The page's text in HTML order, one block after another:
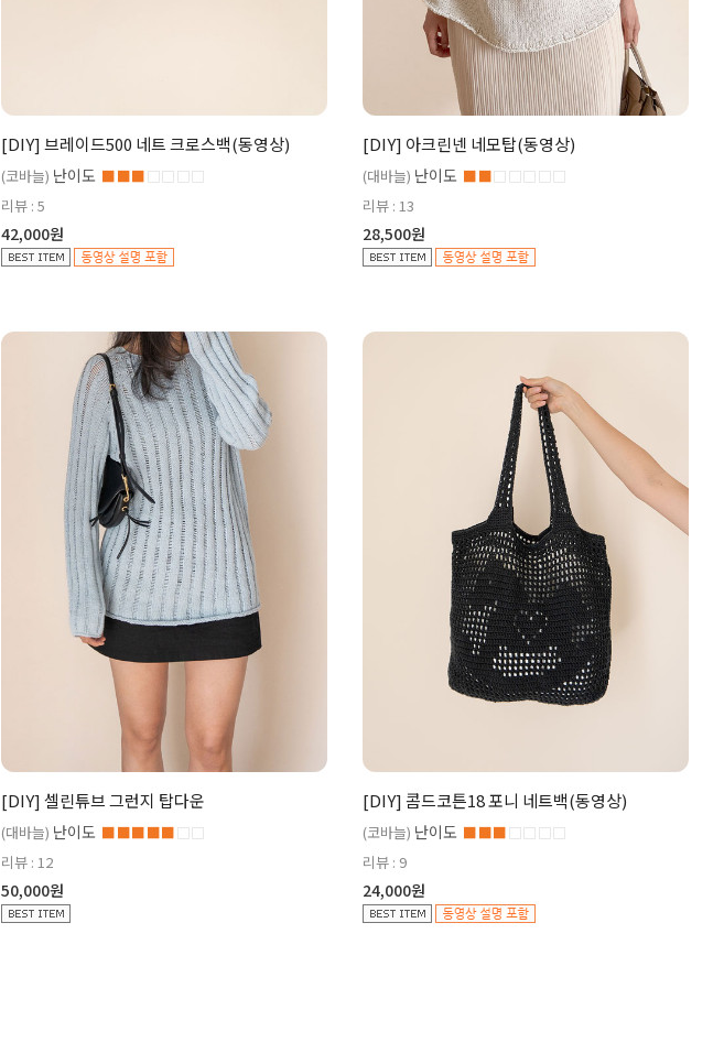
[DIY] 브레이드500 네트 크로스백(동영상)
(코바늘) 난이도 ■■■□□□□
리뷰 : 5
42,000원
[DIY] 아크린넨 네모탑(동영상)
(대바늘) 난이도 ■■□□□□□
리뷰 : 13
28,500원
[DIY] 셀린튜브 그런지 탑다운
(대바늘) 난이도 ■■■■■□□
리뷰 : 12
50,000원
[DIY] 콤드코튼18 포니 네트백(동영상)
(코바늘) 난이도 ■■■□□□□
리뷰 : 9
24,000원